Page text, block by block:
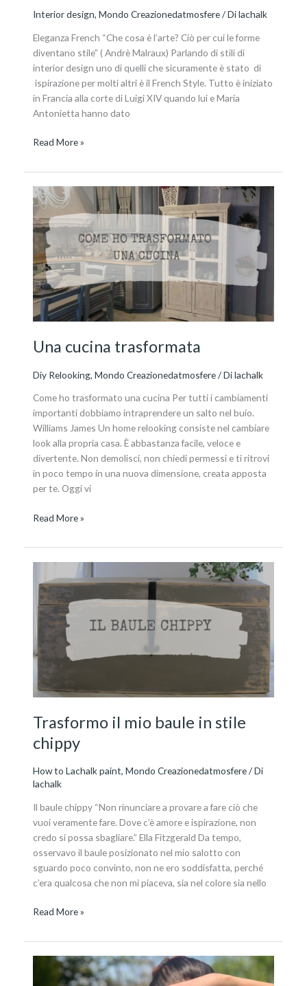
Interior design,Mondo Creazionedatmosfere/ Dilachalk
Eleganza French “Che cosa è l’arte? Ciò per cui le forme
diventano stile” ( Andrè Malraux) Parlando di stili di
interior design uno di quelli che sicuramente è stato di
ispirazione per molti altri è il French Style. Tutto è iniziato
in Francia alla corte di Luigi XIV quando lui e Maria
Antonietta hanno dato
Read More »
Una cucina trasformata
Diy Relooking,Mondo Creazionedatmosfere/ Dilachalk
Come ho trasformato una cucina Per tutti i cambiamenti
importanti dobbiamo intraprendere un salto nel buio.
Williams James Un home relooking consiste nel cambiare
look alla propria casa. È abbastanza facile, veloce e
divertente. Non demolisci, non chiedi permessi e ti ritrovi
in poco tempo in una nuova dimensione, creata apposta
per te. Oggi vi
Una
cucina
trasformata
Read More »
Trasformo il mio baule in stile
chippy
How to Lachalk paint,Mondo Creazionedatmosfere/ Di
lachalk
Il baule chippy “Non rinunciare a provare a fare ciò che
vuoi veramente fare. Dove c’è amore e ispirazione, non
credo si possa sbagliare.” Ella Fitzgerald Da tempo,
osservavo il baule posizionato nel mio salotto con
sguardo poco convinto, non ne ero soddisfatta, perché
c’era qualcosa che non mi piaceva, sia nel colore sia nello
mio
baule
chippy
Read More »
Rinnovo